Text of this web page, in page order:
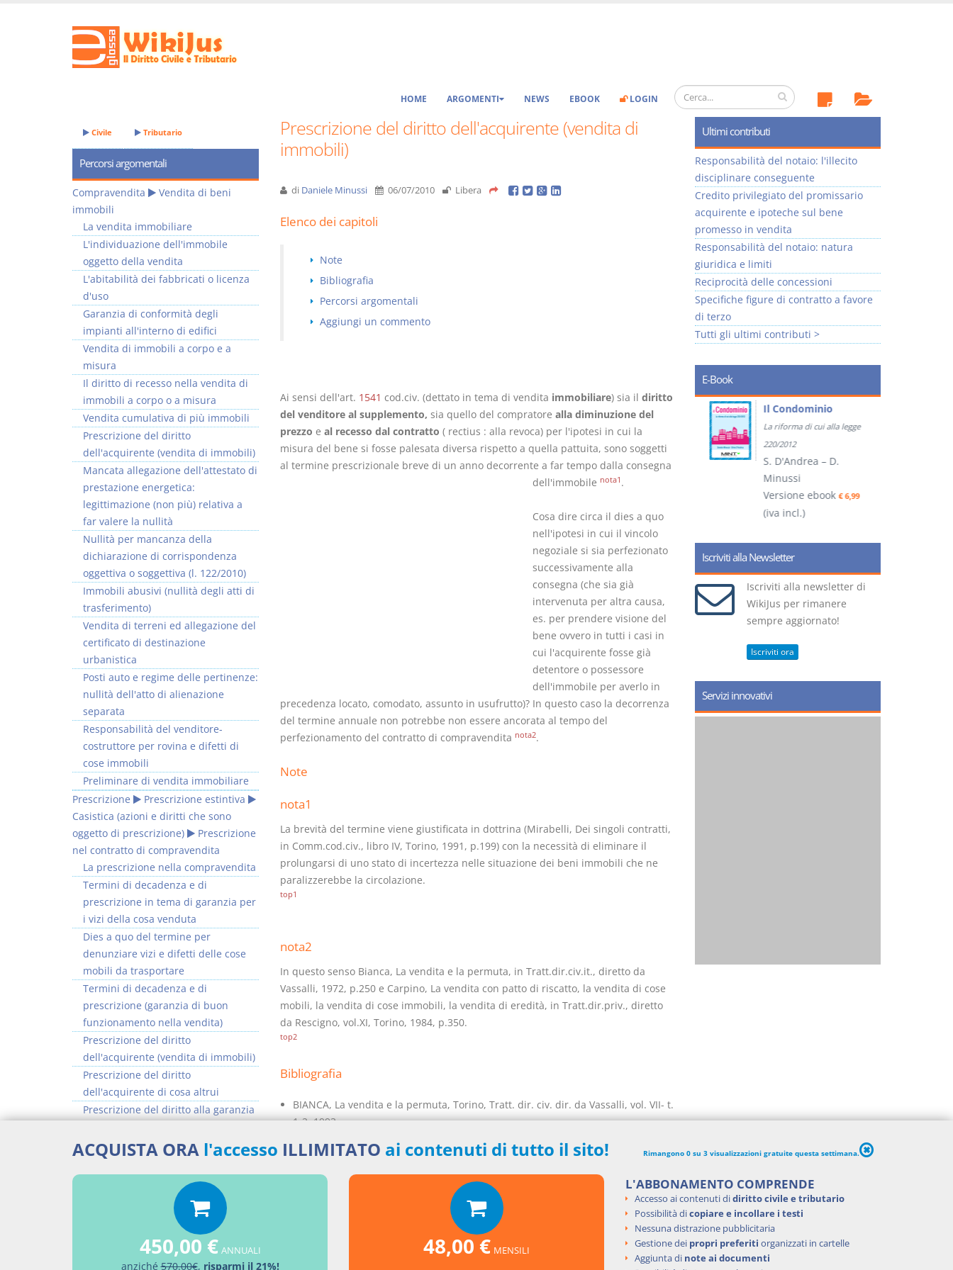
HOME ARGOMENTI NEWS EBOOK LOGIN
Prescrizione del diritto dell'acquirente (vendita di
immobili)
di Daniele Minussi 06/07/2010 Libera
Elenco dei capitoli
Note
Bibliografia
Percorsi argomentali
Aggiungi un commento
Ai sensi dell'art. 1541 cod.civ. (dettato in tema di vendita immobiliare) sia il diritto
del venditore al supplemento, sia quello del compratore alla diminuzione del
prezzo e al recesso dal contratto ( rectius : alla revoca) per l'ipotesi in cui la
misura del bene si fosse palesata diversa rispetto a quella pattuita, sono soggetti
al termine prescrizionale breve di un anno decorrente a far tempo dalla consegna
dell'immobile nota1 .
Cosa dire circa il dies a quo
nell'ipotesi in cui il vincolo
negoziale si sia perfezionato
successivamente alla
consegna (che sia già
intervenuta per altra causa,
es. per prendere visione del
bene ovvero in tutti i casi in
cui l'acquirente fosse già
detentore o possessore
dell'immobile per averlo in
precedenza locato, comodato, assunto in usufrutto)? In questo caso la decorrenza
del termine annuale non potrebbe non essere ancorata al tempo del
perfezionamento del contratto di compravendita nota2.
Note
nota1
La brevità del termine viene giustificata in dottrina (Mirabelli, Dei singoli contratti,
in Comm.cod.civ., libro IV, Torino, 1991, p.199) con la necessità di eliminare il
prolungarsi di uno stato di incertezza nelle situazione dei beni immobili che ne
paralizzerebbe la circolazione.
top1
nota2
In questo senso Bianca, La vendita e la permuta, in Tratt.dir.civ.it., diretto da
Vassalli, 1972, p.250 e Carpino, La vendita con patto di riscatto, la vendita di cose
mobili, la vendita di cose immobili, la vendita di eredità, in Tratt.dir.priv., diretto
da Rescigno, vol.XI, Torino, 1984, p.350.
top2
Bibliografia
BIANCA, La vendita e la permuta, Torino, Tratt. dir. civ. dir. da Vassalli, vol. VII- t.
1-2, 1993
Civile Tributario
Percorsi argomentali
Compravendita
Vendita di beni
immobili
La vendita immobiliare
L'individuazione dell'immobile
oggetto della vendita
L'abitabilità dei fabbricati o licenza
d'uso
Garanzia di conformità degli
impianti all'interno di edifici
Vendita di immobili a corpo e a
misura
Il diritto di recesso nella vendita di
immobili a corpo o a misura
Vendita cumulativa di più immobili
Prescrizione del diritto
dell'acquirente (vendita di immobili)
Mancata allegazione dell'attestato di
prestazione energetica:
legittimazione (non più) relativa a
far valere la nullità
Nullità per mancanza della
dichiarazione di corrispondenza
oggettiva o soggettiva (l. 122/2010)
Immobili abusivi (nullità degli atti di
trasferimento)
Vendita di terreni ed allegazione del
certificato di destinazione
urbanistica
Posti auto e regime delle pertinenze:
nullità dell'atto di alienazione
separata
Responsabilità del venditore-
costruttore per rovina e difetti di
cose immobili
Preliminare di vendita immobiliare
Prescrizione
Prescrizione estintiva
Casistica (azioni e diritti che sono
oggetto di prescrizione)
Prescrizione
nel contratto di compravendita
La prescrizione nella compravendita
Termini di decadenza e di
prescrizione in tema di garanzia per
i vizi della cosa venduta
Dies a quo del termine per
denunziare vizi e difetti delle cose
mobili da trasportare
Termini di decadenza e di
prescrizione (garanzia di buon
funzionamento nella vendita)
Prescrizione del diritto
dell'acquirente (vendita di immobili)
Prescrizione del diritto
dell'acquirente di cosa altrui
Prescrizione del diritto alla garanzia
Responsabilità per prodotti difettosi:
termini prescrizionali e decadenziali
Termini prescrizionali e
decadenziali (vendita di beni di
Ultimi contributi
Responsabilità del notaio: l'illecito
disciplinare conseguente
Credito privilegiato del promissario
acquirente e ipoteche sul bene
promesso in vendita
Responsabilità del notaio: natura
giuridica e limiti
Reciprocità delle concessioni
Specifiche figure di contratto a favore
di terzo
Tutti gli ultimi contributi >
E-Book
Usufrutto Uso e
Versione ebook€ 4,19
Prescrizione e
decadenza
Versione ebook
€ 4,19
(iva incl.)
Rapporto e
relazione giuridica
D. Minussi
Versione ebook
I Singoli Contratti
D. Minussi
Versione ebook
€ 5,99
(iva incl.)
Il Condominio
La riforma di cui alla legge
220/2012
S. D'Andrea – D.
Minussi
Versione ebook € 6,99
(iva incl.)
Iscriviti alla Newsletter
Iscriviti alla newsletter di
WikiJus per rimanere
sempre aggiornato!
Iscriviti ora
Servizi innovativi
ACQUISTA ORA l'accesso ILLIMITATO ai contenuti di tutto il sito! Rimangono 0 su 3 visualizzazioni gratuite questa settimana.
450,00 € ANNUALI
anziché570.00€, risparmi il 21%!
48,00 € MENSILI
L'ABBONAMENTO COMPRENDE
Accesso ai contenuti didiritto civile e tributario
Possibilità dicopiare e incollare i testi
Nessuna distrazione pubblicitaria
Gestione dei propri preferiti organizzati in cartelle
Aggiunta di note ai documenti